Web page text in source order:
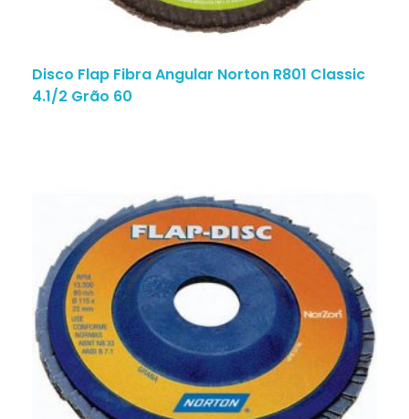
Disco Flap Fibra Angular Norton R801 Classic
4.1/2 Grão 60